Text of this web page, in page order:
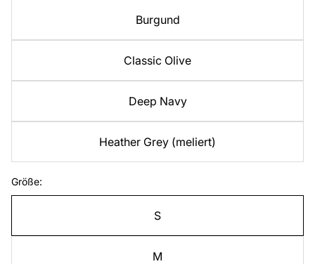
Burgund
Classic Olive
Deep Navy
Heather Grey (meliert)
Größe:
S
M